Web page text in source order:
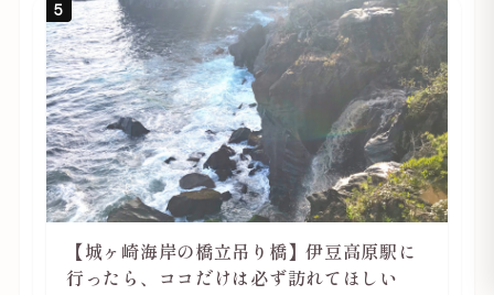
5
【城ヶ崎海岸の橋立吊り橋】伊豆高原駅に
行ったら、ココだけは必ず訪れてほしい